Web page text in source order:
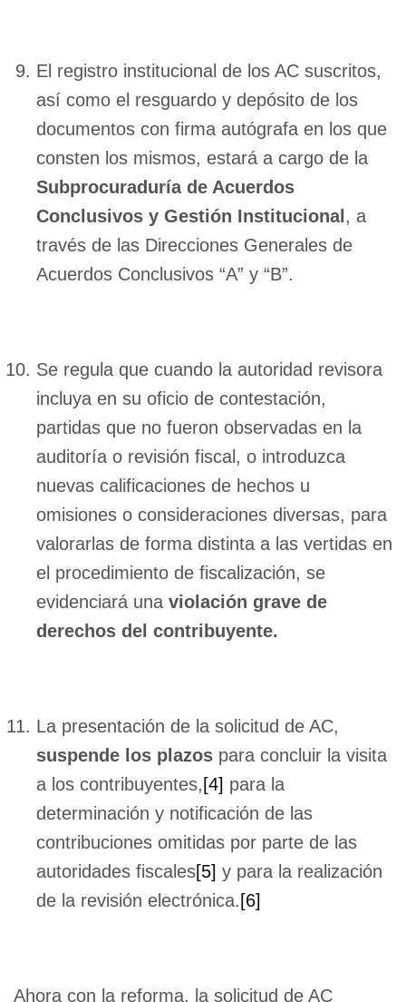
El registro institucional de los AC suscritos,
así como el resguardo y depósito de los
documentos con firma autógrafa en los que
consten los mismos, estará a cargo de la
Subprocuraduría de Acuerdos
Conclusivos y Gestión Institucional , a
través de las Direcciones Generales de
Acuerdos Conclusivos “A” y “B”.
Se regula que cuando la autoridad revisora
incluya en su oficio de contestación,
partidas que no fueron observadas en la
auditoría o revisión fiscal, o introduzca
nuevas calificaciones de hechos u
omisiones o consideraciones diversas, para
valorarlas de forma distinta a las vertidas en
el procedimiento de fiscalización, se
evidenciará una violación grave de
derechos del contribuyente.
La presentación de la solicitud de AC,
suspende los plazos para concluir la visita
a los contribuyentes, [4] para la
determinación y notificación de las
contribuciones omitidas por parte de las
autoridades fiscales[5] y para la realización
de la revisión electrónica. [6]
Ahora con la reforma, la solicitud de AC